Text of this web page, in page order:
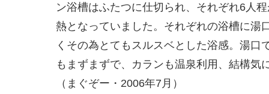
ン浴槽はふたつに仕切られ、それぞれ6人
熱となっていました。それぞれの浴槽に湯
くその為とてもスルスベとした浴感。湯
もまずまずで、カランも温泉利用、結構気
（まぐぞー・2006年7月）